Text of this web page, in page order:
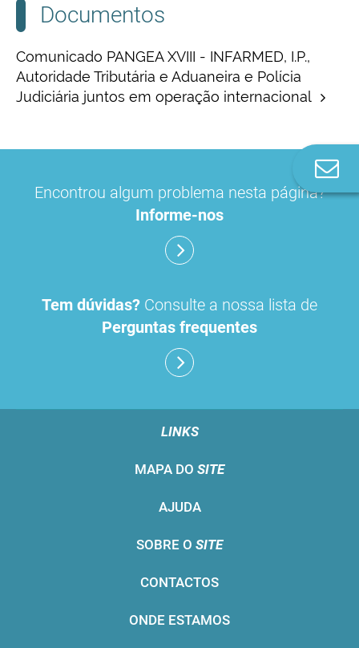
Documentos
Comunicado PANGEA XVIII - INFARMED, I.P.,
Autoridade Tributária e Aduaneira e Polícia
Judiciária juntos em operação internacional
Encontrou algum problema nesta página?
Informe-nos
Tem dúvidas? Consulte a nossa lista de
Perguntas frequentes
LINKS
MAPA DO SITE
AJUDA
SOBRE O SITE
CONTACTOS
ONDE ESTAMOS